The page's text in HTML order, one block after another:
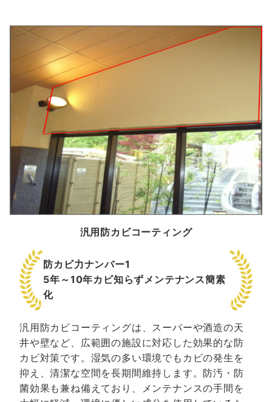
汎用防カビコーティング
防カビ力ナンバー1
5年～10年カビ知らずメンテナンス簡素
化
汎用防カビコーティングは、スーパーや酒造の天
井や壁など、広範囲の施設に対応した効果的な防
カビ対策です。湿気の多い環境でもカビの発生を
抑え、清潔な空間を長期間維持します。防汚・防
菌効果も兼ね備えており、メンテナンスの手間を